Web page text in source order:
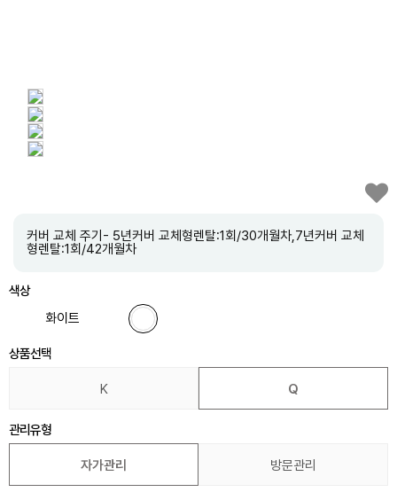
커버 교체 주기- 5년커버 교체형렌탈:1회/30개월차,7년커버 교체
형렌탈:1회/42개월차
색상
화이트
상품선택
K Q
관리유형
자가관리 방문관리